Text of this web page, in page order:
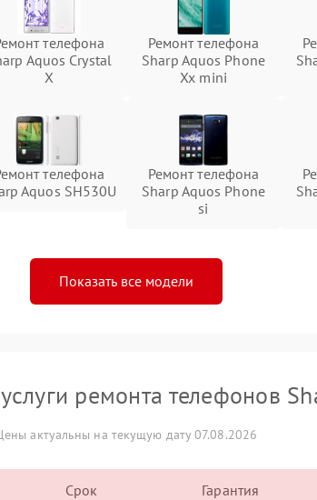
телефона
Aquos Crystal
X
Ремонт телефона
Sharp Aquos Phone
Xx mini
телефона
Aquos SH530U
Ремонт телефона
Sharp Aquos Phone
si
Показать все модели
ремонта телефонов
актуальны на текущую дату 07.08.2026
Срок Гарантия